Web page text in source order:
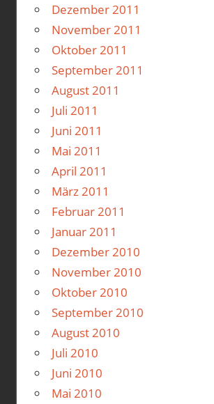
Dezember 2011
November 2011
Oktober 2011
September 2011
August 2011
Juli 2011
Juni 2011
Mai 2011
April 2011
März 2011
Februar 2011
Januar 2011
Dezember 2010
November 2010
Oktober 2010
September 2010
August 2010
Juli 2010
Juni 2010
Mai 2010